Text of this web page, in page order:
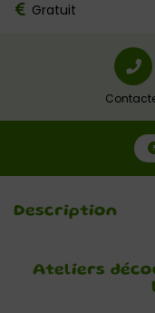
Gratuit
Description
Ateliers